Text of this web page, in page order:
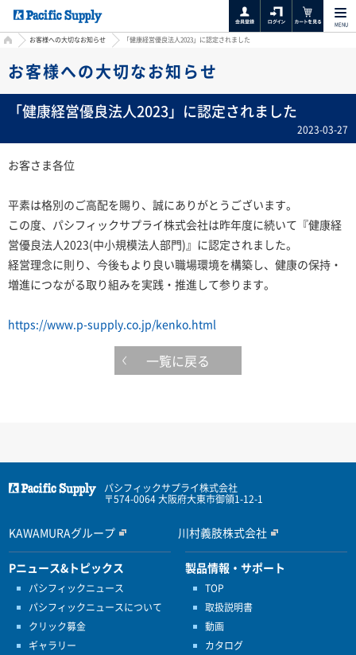
MENU
HOMEお客様への大切なお知らせ 「健康経営優良法人2023」に認定されました
お客様への大切なお知らせ
「健康経営優良法人2023」に認定されました
2023-03-27
お客さま各位
平素は格別のご高配を賜り、誠にありがとうございます。
この度、パシフィックサプライ株式会社は昨年度に続いて『健康経
営優良法人2023(中小規模法人部門)』に認定されました。
経営理念に則り、今後もより良い職場環境を構築し、健康の保持・
増進につながる取り組みを実践・推進して参ります。
https://www.p-supply.co.jp/kenko.html
一覧に戻る
パシフィックサプライ株式会社
〒574-0064 大阪府大東市御領1-12-1
KAWAMURAグループ 川村義肢株式会社
Pニュース&トピックス
パシフィックニュース
パシフィックニュースについて
クリック募金
ギャラリー
製品情報・サポート
TOP
取扱説明書
動画
カタログ